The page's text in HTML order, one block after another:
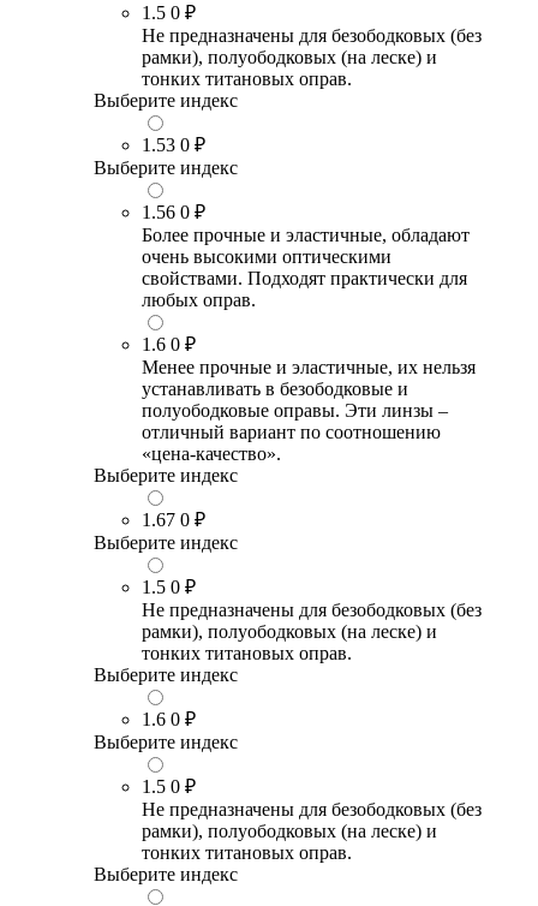
1.5 0 ₽
Не предназначены для безободковых (без
рамки), полуободковых (на леске) и
тонких титановых оправ.
Выберите индекс
1.53 0 ₽
Выберите индекс
1.56 0 ₽
Более прочные и эластичные, обладают
очень высокими оптическими
свойствами. Подходят практически для
любых оправ.
1.6 0 ₽
Менее прочные и эластичные, их нельзя
устанавливать в безободковые и
полуободковые оправы. Эти линзы –
отличный вариант по соотношению
«цена-качество».
Выберите индекс
1.67 0 ₽
Выберите индекс
1.5 0 ₽
Не предназначены для безободковых (без
рамки), полуободковых (на леске) и
тонких титановых оправ.
Выберите индекс
1.6 0 ₽
Выберите индекс
1.5 0 ₽
Не предназначены для безободковых (без
рамки), полуободковых (на леске) и
тонких титановых оправ.
Выберите индекс